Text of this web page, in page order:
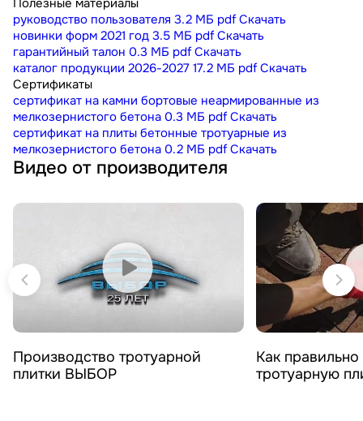
Полезные материалы
руководство пользователя 3.2 МБ pdf Скачать
новинки форм 2021 год 3.5 МБ pdf Скачать
гарантийный талон 0.3 МБ pdf Скачать
каталог продукции 2026-2027 17.2 МБ pdf Скачать
Сертификаты
сертификат на камни бортовые неармированные из
мелкозернистого бетона 0.3 МБ pdf Скачать
сертификат на плиты бетонные тротуарные из
мелкозернистого бетона 0.2 МБ pdf Скачать
Видео от производителя
Смотреть видео
Производство тротуарной
плитки ВЫБОР
Смотреть
Как
тротуарную